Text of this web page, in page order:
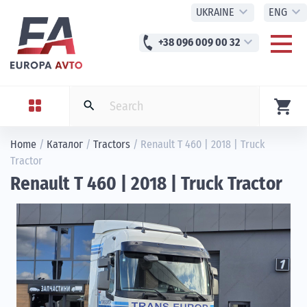
UKRAINE expand_more ENG expand_more
phone+38 096 009 00 32 expand_more
search shopping_cart
Home / Каталог / Tractors / Renault T 460 | 2018 | Truck
Tractor
Renault T 460 | 2018 | Truck Tractor